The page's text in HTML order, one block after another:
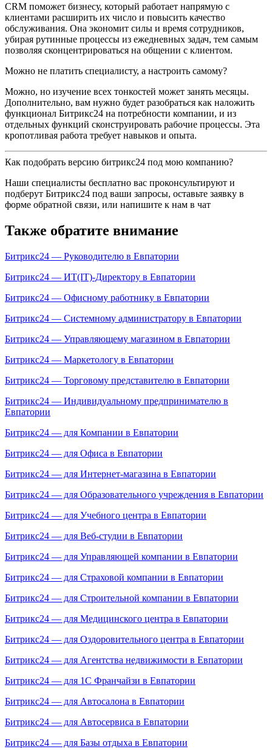
CRM поможет бизнесу, который работает напрямую с
клиентами расширить их число и повысить качество
обслуживания. Она экономит силы и время сотрудников,
убирая рутинные процессы из ежедневных задач, тем самым
позволяя сконцентрироваться на общении с клиентом.
Можно не платить специалисту, а настроить самому?
Можно, но изучение всех тонкостей может занять месяцы.
Дополнительно, вам нужно будет разобраться как наложить
функционал Битрикс24 на потребности компании, и из
отдельных функций сконструировать рабочие процессы. Эта
кропотливая работа требует навыков и опыта.
Как подобрать версию битрикс24 под мою компанию?
Наши специалисты бесплатно вас проконсультируют и
подберут Битрикс24 под ваши запросы, оставьте заявку в
форме обратной связи, или напишите к нам в чат
Также обратите внимание
Битрикс24 — Руководителю в Евпатории
Битрикс24 — ИТ(IT)-Директору в Евпатории
Битрикс24 — Офисному работнику в Евпатории
Битрикс24 — Системному администратору в Евпатории
Битрикс24 — Управляющему магазином в Евпатории
Битрикс24 — Маркетологу в Евпатории
Битрикс24 — Торговому представителю в Евпатории
Битрикс24 — Индивидуальному предпринимателю в
Евпатории
Битрикс24 — для Компании в Евпатории
Битрикс24 — для Офиса в Евпатории
Битрикс24 — для Интернет-магазина в Евпатории
Битрикс24 — для Образовательного учреждения в Евпатории
Битрикс24 — для Учебного центра в Евпатории
Битрикс24 — для Веб-студии в Евпатории
Битрикс24 — для Управляющей компании в Евпатории
Битрикс24 — для Страховой компании в Евпатории
Битрикс24 — для Строительной компании в Евпатории
Битрикс24 — для Медицинского центра в Евпатории
Битрикс24 — для Оздоровительного центра в Евпатории
Битрикс24 — для Агентства недвижимости в Евпатории
Битрикс24 — для 1С Франчайзи в Евпатории
Битрикс24 — для Автосалона в Евпатории
Битрикс24 — для Автосервиса в Евпатории
Битрикс24 — для Базы отдыха в Евпатории